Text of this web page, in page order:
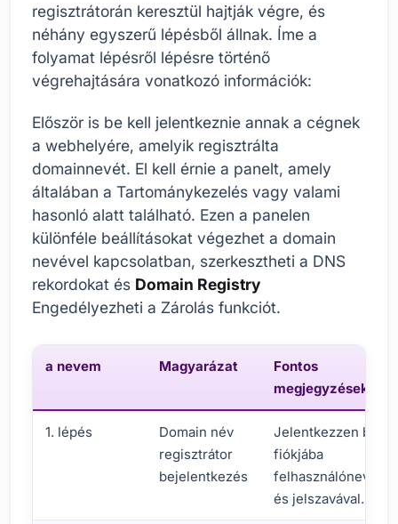
regisztrátorán keresztül hajtják végre, és
néhány egyszerű lépésből állnak. Íme a
folyamat lépésről lépésre történő
végrehajtására vonatkozó információk:
Először is be kell jelentkeznie annak a cégnek
a webhelyére, amelyik regisztrálta
domainnevét. El kell érnie a panelt, amely
általában a Tartománykezelés vagy valami
hasonló alatt található. Ezen a panelen
különféle beállításokat végezhet a domain
nevével kapcsolatban, szerkesztheti a DNS
rekordokat és Domain Registry
Engedélyezheti a Zárolás funkciót.
a nevem Magyarázat
Fontos
megjegyzések
1. lépés
Domain név
regisztrátor
bejelentkezés
Jelentkezzen be
fiókjába
felhasználónevével
és jelszavával.